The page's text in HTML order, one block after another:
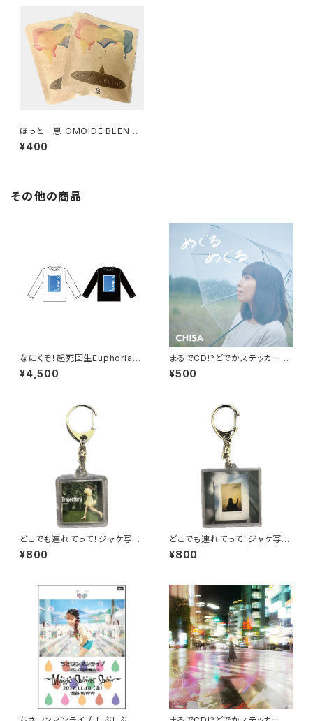
ほっと一息 OMOIDE BLEND
(1袋)
¥400
その他の商品
なにくそ！起死回生Euphoriaロ
ンT
¥4,500
まるでCD!?どでかステッカー
（めぐるめぐる）
¥500
どこでも連れてって！ジャケ写キ
ーホルダー（Trajectory）
¥800
どこでも連れてって！ジャケ写キ
ーホルダー（Primary Calling）
¥800